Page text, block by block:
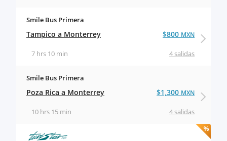
Smile Bus Primera
Tampico a Monterrey
4 salidas
7 hrs 10 min
$800 MXN
Smile Bus Primera
Poza Rica a Monterrey
4 salidas
10 hrs 15 min
$1,300 MXN